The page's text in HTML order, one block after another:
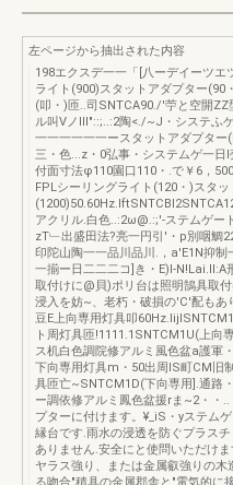
左ページから抽出された内容
198エクスデ一一「[八ーデイーツエ
ライト(900)スタットアダプター(90
(叩・)匝..司SNTCA90./'苧と空開
ル叫VノIII"::;..:2陶<./~J・システふ
一一一一一一ースタットアダプタ
三・色...z・0弘事・システムゲ一日
付面寸法φ110園口110・.で￥6，
FPLシーリングライト(120・)スタッ
アクリル.白色..:2ω@.:;'-ステムゲー
zT﹂出盛田法?亮一円引'・p別咽鯛
印陀山陶一一品川品川.，a'E1N抑制
一揃ー日二二二コ]き・E)I-N!Lai.ll:A
取付けに@貝)ポリ台は照明鵠具取
浸入を妨~、老朽・破損の'C'配もあ
豆E上向専用灯具叩
ト周灯具匝!1111.1SNTCM1U(上向
ス机白色調院修アルミ風色盆a護軍
下向専用灯具m・50出周IS町CM旧
具匝亡~SNTCM1D(下向専用].通路
ー調依修アルミ鳳色盆援rま~2・・
プターに付けます。¥_iS・yステム
縁台です.雨水の浸透を防ぐプラス
ありません.安全にと使問いただけ
ヤラス強り、または金属叡強りの木
る吻合"積具の金属郡舎と"電気的に